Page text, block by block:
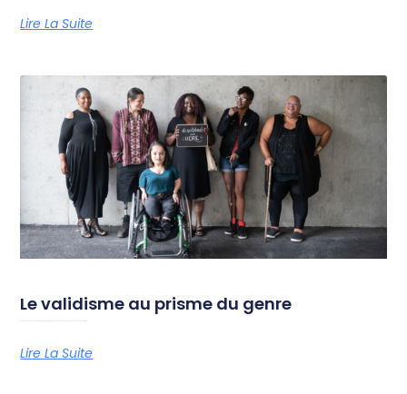
Lire La Suite
Le validisme au prisme du genre
Lire La Suite